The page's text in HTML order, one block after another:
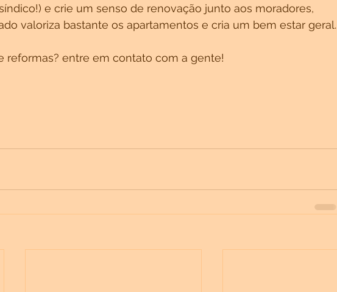
e crie um senso de renovação junto aos moradores,
valoriza bastante os apartamentos e cria um bem estar geral.
reformas? entre em contato com a gente!